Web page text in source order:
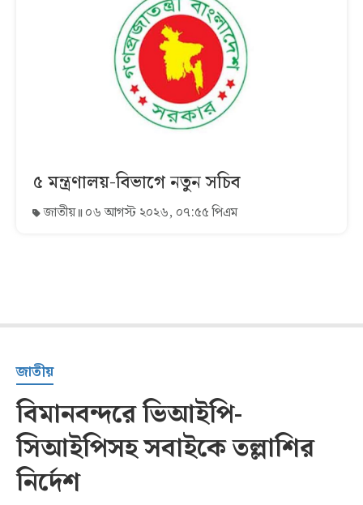
৫ মন্ত্রণালয়-বিভাগে নতুন সচিব
জাতীয় ০৬ আগস্ট ২০২৬, ০৭:৫৫ পিএম
জাতীয়
বিমানবন্দরে ভিআইপি-
সিআইপিসহ সবাইকে তল্লাশির
নির্দেশ